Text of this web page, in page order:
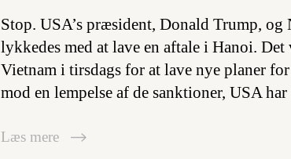
Stop. USA’s præsident, Donald Trump,
lykkedes med at lave en aftale i Hanoi.
Vietnam i tirsdags for at lave nye planer
mod en lempelse af de sanktioner, USA
Læs mere